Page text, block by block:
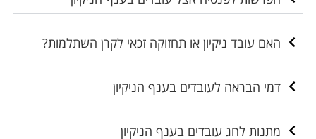
האם עובד ניקיון או תחזוקה זכאי לקרן השתלמות?
דמי הבראה לעובדים בענף הניקיון
מתנות לחג עובדים בענף הניקיון